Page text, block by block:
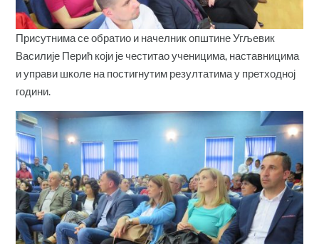
Присутнима се обратио и начелник општине Угљевик
Василије Перић који је честитао ученицима, наставницима
и управи школе на постигнутим резултатима у претходној
години.